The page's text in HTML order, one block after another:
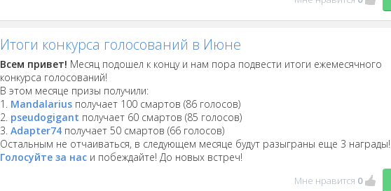
Итоги конкурса голосований в Июне
Всем привет! Месяц подошел к концу и нам пора подвести итоги ежемесячного
конкурса голосований!
В этом месяце призы получили:
1. Mandalarius получает 100 смартов (86 голосов)
2. pseudogigant получает 60 смартов (85 голосов)
3.Adapter74 получает 50 смартов (66 голосов)
Остальным не отчаиваться, в следующем месяце будут разыграны еще 3 награды!
Голосуйте за нас и побеждайте! До новых встреч!
Мне нравится 0